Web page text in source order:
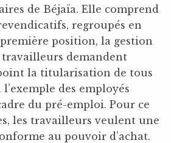
de Béjaïa. Elle comprend
regroupés en
position, la gestion
travailleurs demandent
la titularisation de tous
des employés
du pré-emploi. Pour ce
les travailleurs veulent une
au pouvoir d’achat.